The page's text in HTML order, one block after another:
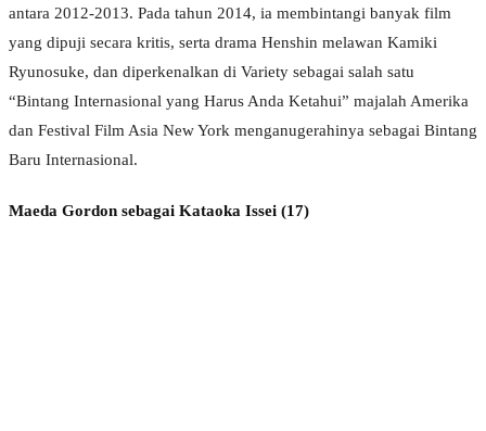
antara 2012-2013. Pada tahun 2014, ia membintangi banyak film
yang dipuji secara kritis, serta drama Henshin melawan Kamiki
Ryunosuke, dan diperkenalkan di Variety sebagai salah satu
“Bintang Internasional yang Harus Anda Ketahui” majalah Amerika
dan Festival Film Asia New York menganugerahinya sebagai Bintang
Baru Internasional.
Maeda Gordon sebagai Kataoka Issei (17)